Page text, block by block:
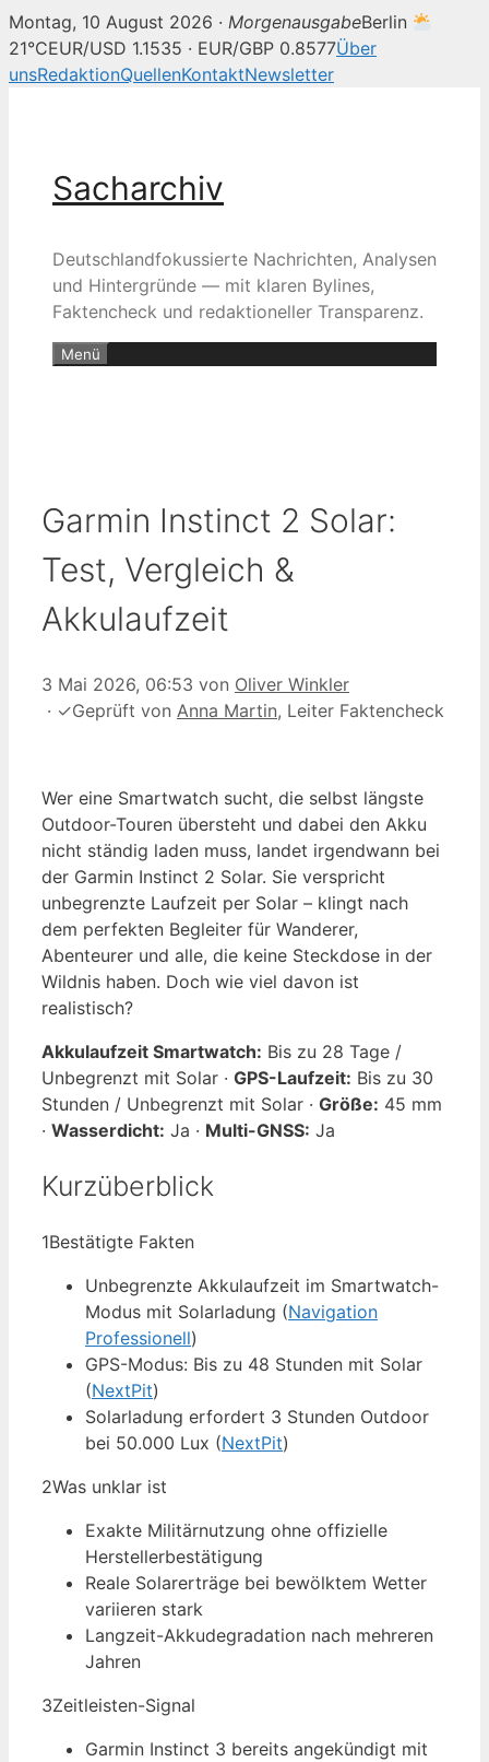
Montag, 10 August 2026 · MorgenausgabeBerlin
21°CEUR/USD 1.1535 · EUR/GBP 0.8577Über
unsRedaktionQuellenKontaktNewsletter
Sacharchiv
Deutschlandfokussierte Nachrichten, Analysen
und Hintergründe — mit klaren Bylines,
Faktencheck und redaktioneller Transparenz.
Menü
Garmin Instinct 2 Solar:
Test, Vergleich &
Akkulaufzeit
3 Mai 2026, 06:53 von Oliver Winkler
· ✓Geprüft von Anna Martin, Leiter Faktencheck
Wer eine Smartwatch sucht, die selbst längste
Outdoor-Touren übersteht und dabei den Akku
nicht ständig laden muss, landet irgendwann bei
der Garmin Instinct 2 Solar. Sie verspricht
unbegrenzte Laufzeit per Solar – klingt nach
dem perfekten Begleiter für Wanderer,
Abenteurer und alle, die keine Steckdose in der
Wildnis haben. Doch wie viel davon ist
realistisch?
Akkulaufzeit Smartwatch: Bis zu 28 Tage /
Unbegrenzt mit Solar · GPS-Laufzeit: Bis zu 30
Stunden / Unbegrenzt mit Solar · Größe: 45 mm
· Wasserdicht: Ja · Multi-GNSS: Ja
Kurzüberblick
1Bestätigte Fakten
Unbegrenzte Akkulaufzeit im Smartwatch-
Modus mit Solarladung (Navigation
Professionell)
GPS-Modus: Bis zu 48 Stunden mit Solar
(NextPit)
Solarladung erfordert 3 Stunden Outdoor
bei 50.000 Lux (NextPit)
2Was unklar ist
Exakte Militärnutzung ohne offizielle
Herstellerbestätigung
Reale Solarerträge bei bewölktem Wetter
variieren stark
Langzeit-Akkudegradation nach mehreren
Jahren
3Zeitleisten-Signal
Garmin Instinct 3 bereits angekündigt mit